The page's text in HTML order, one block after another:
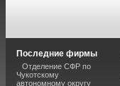
Последние фирмы
Отделение СФР по
Чукотскому
автономному округу